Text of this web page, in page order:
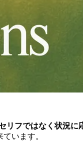
リフではなく状況に
います。